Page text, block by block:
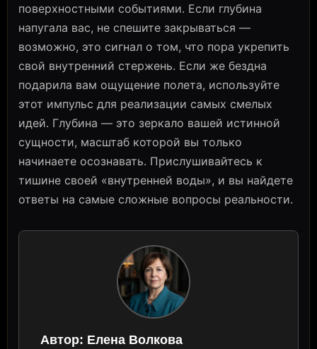
поверхностными событиями. Если глубина
напугала вас, не спешите закрываться —
возможно, это сигнал о том, что пора укрепить
свой внутренний стержень. Если же бездна
подарила вам ощущение полета, используйте
этот импульс для реализации самых смелых
идей. Глубина — это зеркало вашей истинной
сущности, масштаб которой вы только
начинаете осознавать. Прислушивайтесь к
тишине своей «внутренней воды», и вы найдете
ответы на самые сложные вопросы реальности.
Автор: Елена Волкова